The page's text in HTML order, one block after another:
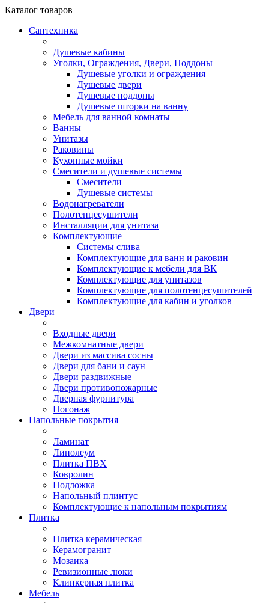
Каталог товаров
Сантехника
Душевые кабины
Уголки, Ограждения, Двери, Поддоны
Душевые уголки и ограждения
Душевые двери
Душевые поддоны
Душевые шторки на ванну
Мебель для ванной комнаты
Ванны
Унитазы
Раковины
Кухонные мойки
Смесители и душевые системы
Смесители
Душевые системы
Водонагреватели
Полотенцесушители
Инсталляции для унитаза
Комплектующие
Системы слива
Комплектующие для ванн и раковин
Комплектующие к мебели для ВК
Комплектующие для унитазов
Комплектующие для полотенцесушителей
Комплектующие для кабин и уголков
Двери
Входные двери
Межкомнатные двери
Двери из массива сосны
Двери для бани и саун
Двери раздвижные
Двери противопожарные
Дверная фурнитура
Погонаж
Напольные покрытия
Ламинат
Линолеум
Плитка ПВХ
Ковролин
Подложка
Напольный плинтус
Комплектующие к напольным покрытиям
Плитка
Плитка керамическая
Керамогранит
Мозаика
Ревизионные люки
Клинкерная плитка
Мебель